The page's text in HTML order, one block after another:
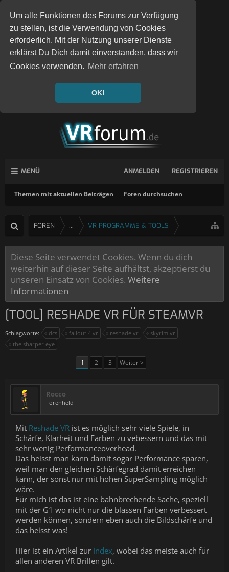
Um alle Funktionen des Forums zur Verfügung
zu stellen, ist die Verwendung von Cookies
erforderlich. Mit der Nutzung unserer Dienste
erklärst Du Dich damit einverstanden, dass wir
Cookies verwenden. Mehr erfahren
OK!
MENÜ
Themen mit aktuellen Beiträgen Foren durchsuchen
ANMELDEN REGISTRIEREN
FOREN ... VR PROGRAMME & TOOLS
Diese Seite verwendet Cookies. Wenn du dich
weiterhin auf dieser Seite aufhältst, akzeptierst du
unseren Einsatz von Cookies. Weitere
Informationen
[TOOL] RESHADE VR FÜR STEAMVR
Schlagworte: dcs fallout 4 vr reshade vr
skyrim vr
the sharper eye
1 2 3 Weiter >
Rocco
Forenheld
Mit Reshade VR ist es möglich sehr viele Spiele, in
Schärfe, Klarheit und Farben zu vebessern und das mit
sehr wenig Performanceoverhead.
Das heisst man kann damit sogar Performance sparen,
weil man den gleichen Schärfegrad damit erreichen
kann, der sonst nur mit hohen SuperSampling möglich
wäre.
Für mich ist das ist eine bahnbrechende Sache, speziell
mit der G1 wo nicht nur die blassen Farben verbessert
werden können, sondern eben auch die Bildschärfe und
das heisst was!
Hier ist ein Artikel zur Index, wobei das meiste auch für
allen anderen VR Brillen gilt.